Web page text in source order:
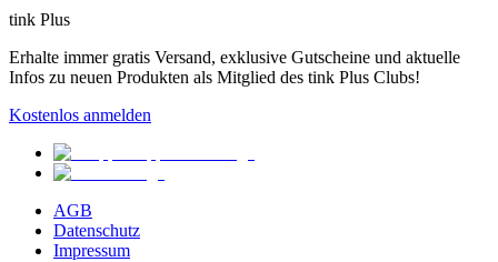
tink Plus
Erhalte immer gratis Versand, exklusive Gutscheine und aktuelle
Infos zu neuen Produkten als Mitglied des tink Plus Clubs!
Kostenlos anmelden
AGB
Datenschutz
Impressum